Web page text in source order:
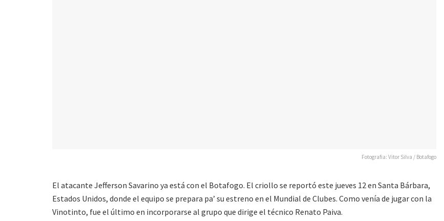
Fotografia: Vitor Silva / Botafogo
El atacante Jefferson Savarino ya está con el Botafogo. El criollo se reportó este jueves 12 en Santa Bárbara,
Estados Unidos, donde el equipo se prepara pa’ su estreno en el Mundial de Clubes. Como venía de jugar con la
Vinotinto, fue el último en incorporarse al grupo que dirige el técnico Renato Paiva.